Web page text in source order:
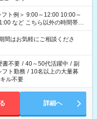
の時間帯も
はお気軽にご相談くださ
書不要 / 40～50代活躍中 / 副
フト勤務 / 10名以上の大量募
ル不要
詳細へ